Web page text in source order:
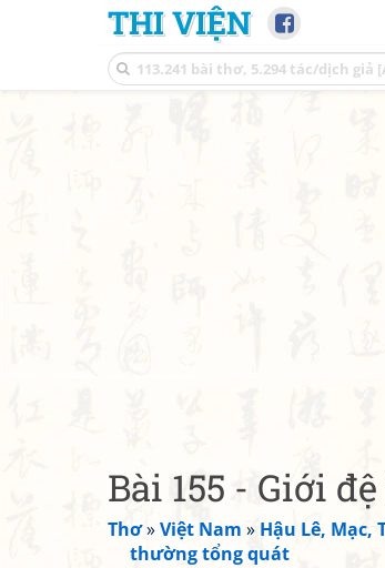
THI VIỆN
Bài 155 - Giới
Thơ»Việt Nam » Hậu Lê, Mạc,
thường tổng quát